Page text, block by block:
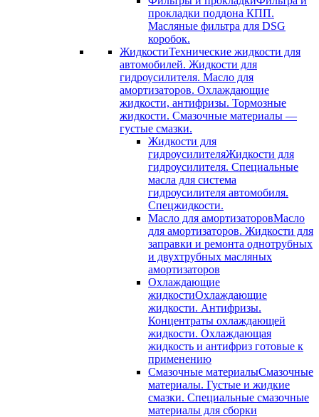
прокладки поддона КПП.
Масляные фильтра для DSG
коробок.
ЖидкостиТехнические жидкости для
автомобилей. Жидкости для
гидроусилителя. Масло для
амортизаторов. Охлаждающие
жидкости, антифризы. Тормозные
жидкости. Смазочные материалы —
густые смазки.
Жидкости для
гидроусилителяЖидкости для
гидроусилителя. Специальные
масла для система
гидроусилителя автомобиля.
Спецжидкости.
Масло для амортизаторовМасло
для амортизаторов. Жидкости для
заправки и ремонта однотрубных
и двухтрубных масляных
амортизаторов
Охлаждающие
жидкостиОхлаждающие
жидкости. Антифризы.
Концентраты охлаждающей
жидкости. Охлаждающая
жидкость и антифриз готовые к
применению
Смазочные материалыСмазочные
материалы. Густые и жидкие
смазки. Специальные смазочные
материалы для сборки